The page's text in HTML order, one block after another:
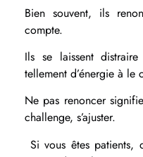
Bien souvent, ils
compte.
Ils se laissent
tellement d’énergie à le
Ne pas renoncer
challenge, s’ajuster.
Si vous êtes patients,